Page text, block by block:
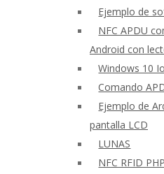
Ejemplo de
NFC APDU
Android con
Windows 10
Comando
Ejemplo de
pantalla LCD
LUNAS
NFC RFID